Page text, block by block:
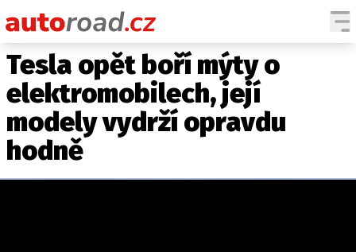
AUTA
TESTY AUT
NOVINKY
Tesla opět boří mýty o
elektromobilech, její
modely vydrží opravdu
hodně